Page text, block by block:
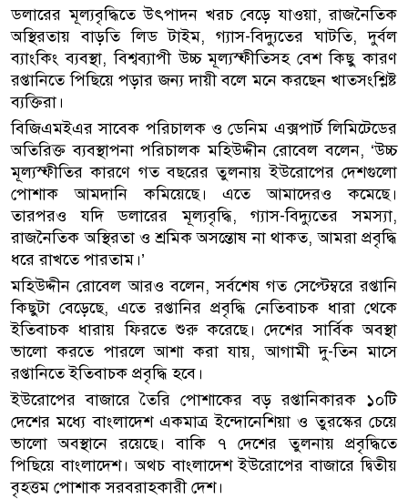
ডলারের মূল্যবৃদ্ধিতে উৎপাদন খরচ বেড়ে যাওয়া, রাজনৈতিক
অস্থিরতায় বাড়তি লিড টাইম, গ্যাস-বিদ্যুতের ঘাটতি, দুর্বল
ব্যাংকিং ব্যবস্থা, বিশ্বব্যাপী উচ্চ মূল্যস্ফীতিসহ বেশ কিছু কারণ
রপ্তানিতে পিছিয়ে পড়ার জন্য দায়ী বলে মনে করছেন খাতসংশ্লিষ্ট
ব্যক্তিরা।
বিজিএমইএর সাবেক পরিচালক ও ডেনিম এক্সপার্ট লিমিটেডের
অতিরিক্ত ব্যবস্থাপনা পরিচালক মহিউদ্দীন রোবেল বলেন, ‘উচ্চ
মূল্যস্ফীতির কারণে গত বছরের তুলনায় ইউরোপের দেশগুলো
পোশাক আমদানি কমিয়েছে। এতে আমাদেরও কমেছে।
তারপরও যদি ডলারের মূল্যবৃদ্ধি, গ্যাস-বিদ্যুতের সমস্যা,
রাজনৈতিক অস্থিরতা ও শ্রমিক অসন্তোষ না থাকত, আমরা প্রবৃদ্ধি
ধরে রাখতে পারতাম।’
মহিউদ্দীন রোবেল আরও বলেন, সর্বশেষ গত সেপ্টেম্বরে রপ্তানি
কিছুটা বেড়েছে, এতে রপ্তানির প্রবৃদ্ধি নেতিবাচক ধারা থেকে
ইতিবাচক ধারায় ফিরতে শুরু করেছে। দেশের সার্বিক অবস্থা
ভালো করতে পারলে আশা করা যায়, আগামী দু-তিন মাসে
রপ্তানিতে ইতিবাচক প্রবৃদ্ধি হবে।
ইউরোপের বাজারে তৈরি পোশাকের বড় রপ্তানিকারক ১০টি
দেশের মধ্যে বাংলাদেশ একমাত্র ইন্দোনেশিয়া ও তুরস্কের চেয়ে
ভালো অবস্থানে রয়েছে। বাকি ৭ দেশের তুলনায় প্রবৃদ্ধিতে
পিছিয়ে বাংলাদেশ। অথচ বাংলাদেশ ইউরোপের বাজারে দ্বিতীয়
বৃহত্তম পোশাক সরবরাহকারী দেশ।